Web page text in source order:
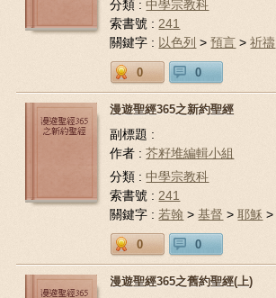
分類 :中學宗教科
索書號 : 241
關鍵字 : 以色列 >預言 >祈禱
0 0
漫遊聖經365之新約聖經
副標題 :
作者 :芥籽堆編輯小組
分類 :中學宗教科
索書號 : 241
關鍵字 : 若翰 >基督 >耶穌 >
0 0
漫遊聖經365之舊約聖經(上)